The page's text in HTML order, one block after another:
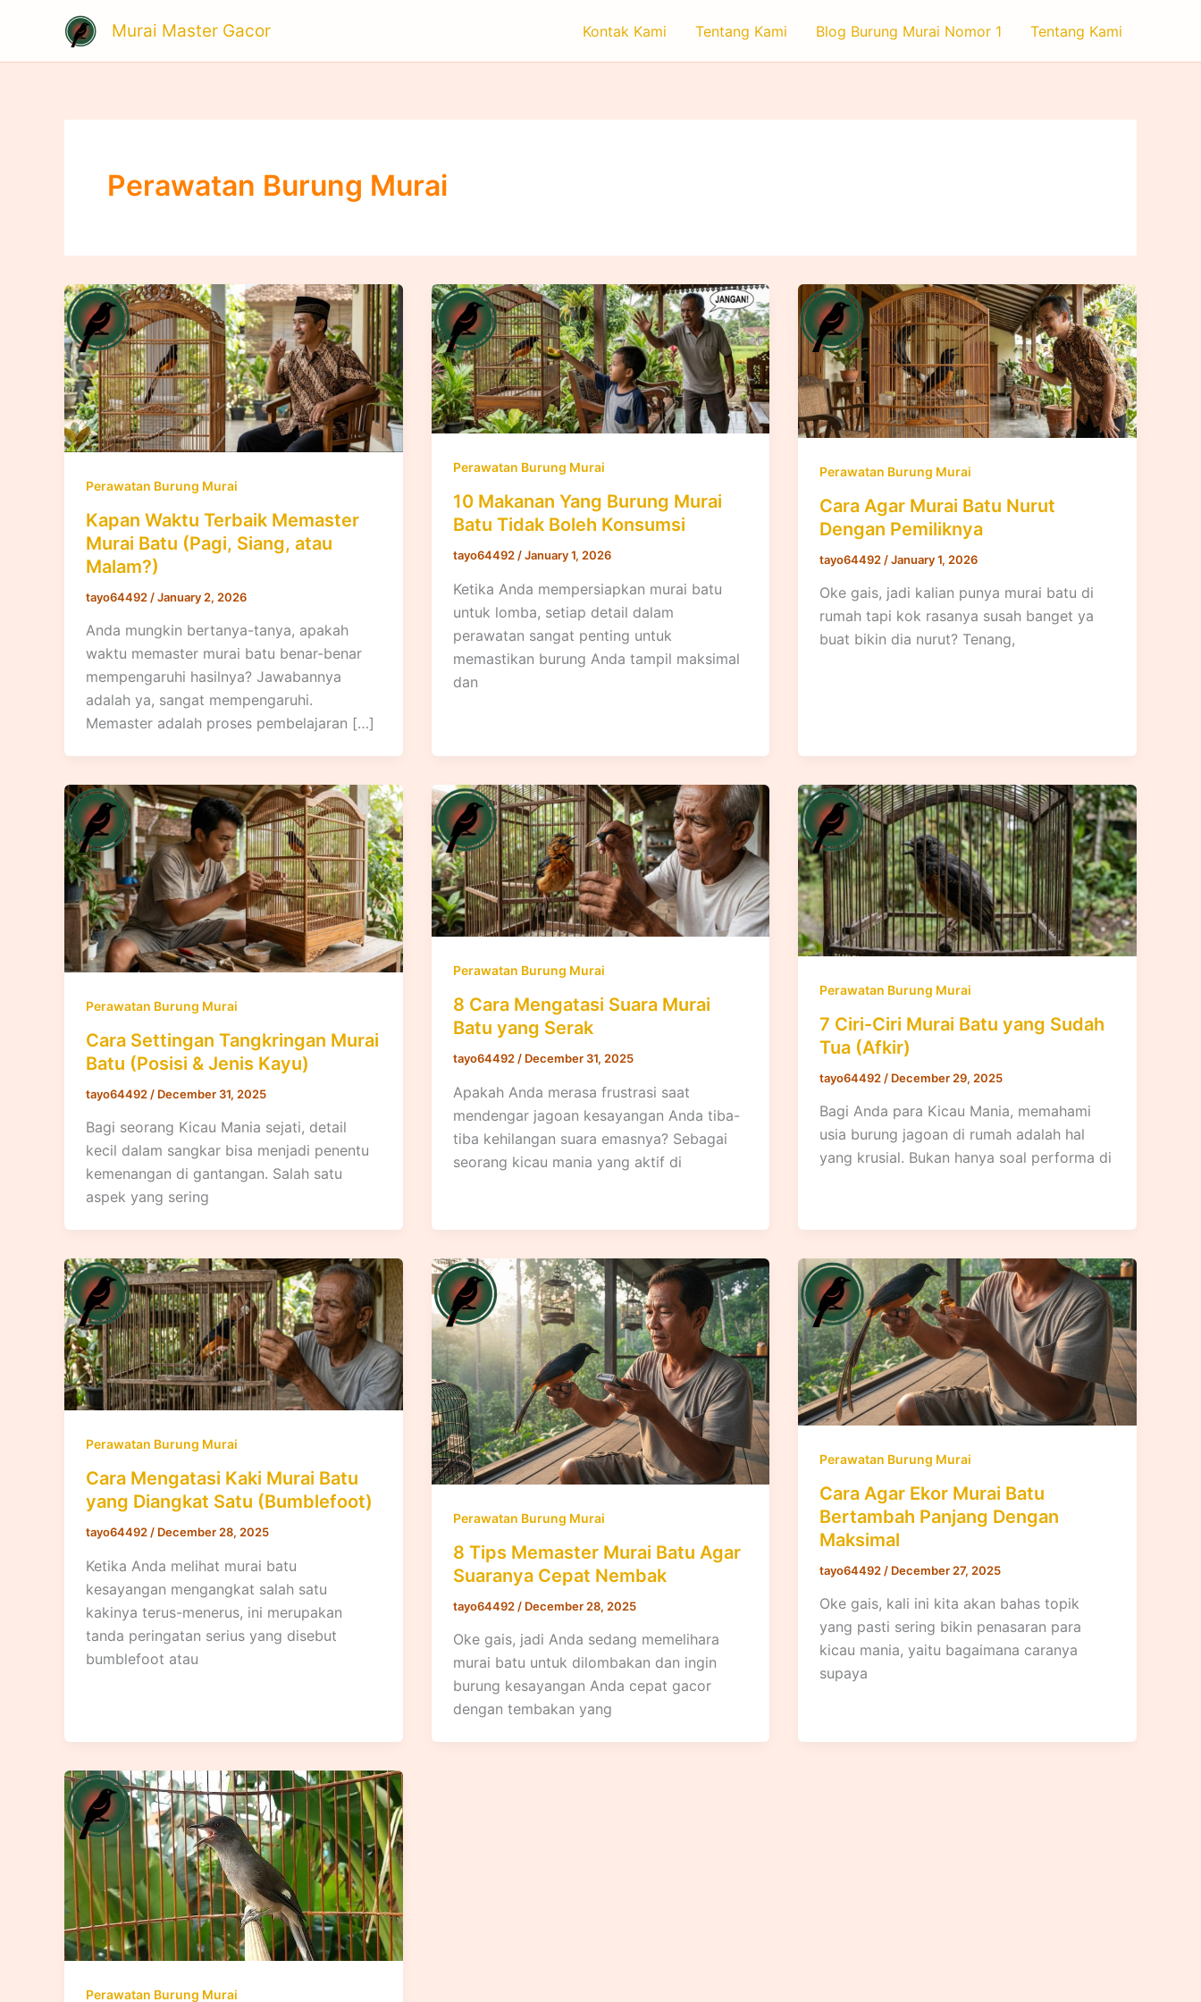
content
Murai Master Gacor Kontak Kami Tentang Kami Blog Burung Murai Nomor 1 Tentang Kami
Perawatan Burung Murai
Perawatan Burung Murai
Kapan Waktu Terbaik Memaster
Murai Batu (Pagi, Siang, atau
Malam?)
tayo64492 /January 2, 2026
Anda mungkin bertanya-tanya, apakah
waktu memaster murai batu benar-benar
mempengaruhi hasilnya? Jawabannya
adalah ya, sangat mempengaruhi.
Memaster adalah proses pembelajaran […]
Perawatan Burung Murai
10 Makanan Yang Burung Murai
Batu Tidak Boleh Konsumsi
tayo64492 /January 1, 2026
Ketika Anda mempersiapkan murai batu
untuk lomba, setiap detail dalam
perawatan sangat penting untuk
memastikan burung Anda tampil maksimal
dan
Perawatan Burung Murai
Cara Agar Murai Batu Nurut
Dengan Pemiliknya
tayo64492 /January 1, 2026
Oke gais, jadi kalian punya murai batu di
rumah tapi kok rasanya susah banget ya
buat bikin dia nurut? Tenang,
Perawatan Burung Murai
Cara Settingan Tangkringan Murai
Batu (Posisi & Jenis Kayu)
tayo64492 / December 31, 2025
Bagi seorang Kicau Mania sejati, detail
kecil dalam sangkar bisa menjadi penentu
kemenangan di gantangan. Salah satu
aspek yang sering
Perawatan Burung Murai
8 Cara Mengatasi Suara Murai
Batu yang Serak
tayo64492 / December 31, 2025
Apakah Anda merasa frustrasi saat
mendengar jagoan kesayangan Anda tiba-
tiba kehilangan suara emasnya? Sebagai
seorang kicau mania yang aktif di
Perawatan Burung Murai
7 Ciri-Ciri Murai Batu yang Sudah
Tua (Afkir)
tayo64492 / December 29, 2025
Bagi Anda para Kicau Mania, memahami
usia burung jagoan di rumah adalah hal
yang krusial. Bukan hanya soal performa di
Perawatan Burung Murai
Cara Mengatasi Kaki Murai Batu
yang Diangkat Satu (Bumblefoot)
tayo64492 / December 28, 2025
Ketika Anda melihat murai batu
kesayangan mengangkat salah satu
kakinya terus-menerus, ini merupakan
tanda peringatan serius yang disebut
bumblefoot atau
Perawatan Burung Murai
8 Tips Memaster Murai Batu Agar
Suaranya Cepat Nembak
tayo64492 / December 28, 2025
Oke gais, jadi Anda sedang memelihara
murai batu untuk dilombakan dan ingin
burung kesayangan Anda cepat gacor
dengan tembakan yang
Perawatan Burung Murai
Cara Agar Ekor Murai Batu
Bertambah Panjang Dengan
Maksimal
tayo64492 / December 27, 2025
Oke gais, kali ini kita akan bahas topik
yang pasti sering bikin penasaran para
kicau mania, yaitu bagaimana caranya
supaya
Perawatan Burung Murai